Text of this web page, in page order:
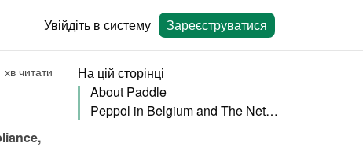
Увійдіть в систему Зареєструватися
хв читати
На цій сторінці
About Paddle
Peppol in Belgium and The Netherlands